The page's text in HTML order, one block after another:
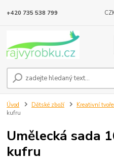
+420 735 538 799
Úvod Dětské zboží Kreativní
kufru
Umělecká sada
kufru